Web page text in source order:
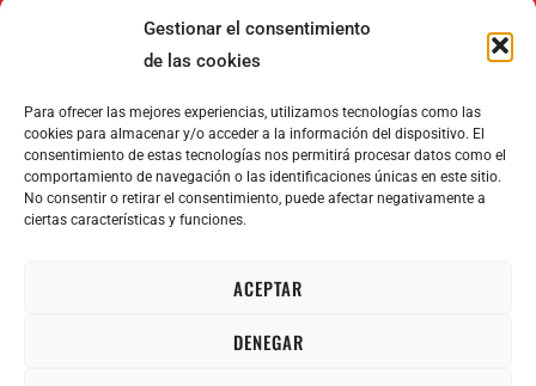
Gestionar el consentimiento
de las cookies
Para ofrecer las mejores experiencias, utilizamos tecnologías como las
cookies para almacenar y/o acceder a la información del dispositivo. El
consentimiento de estas tecnologías nos permitirá procesar datos como el
comportamiento de navegación o las identificaciones únicas en este sitio.
No consentir o retirar el consentimiento, puede afectar negativamente a
ciertas características y funciones.
ACEPTAR
DENEGAR
Política de Privacidad
Blog
Biografía